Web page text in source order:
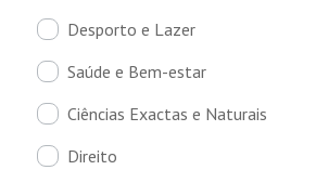
Desporto e Lazer
Saúde e Bem-estar
Ciências Exactas e Naturais
Direito